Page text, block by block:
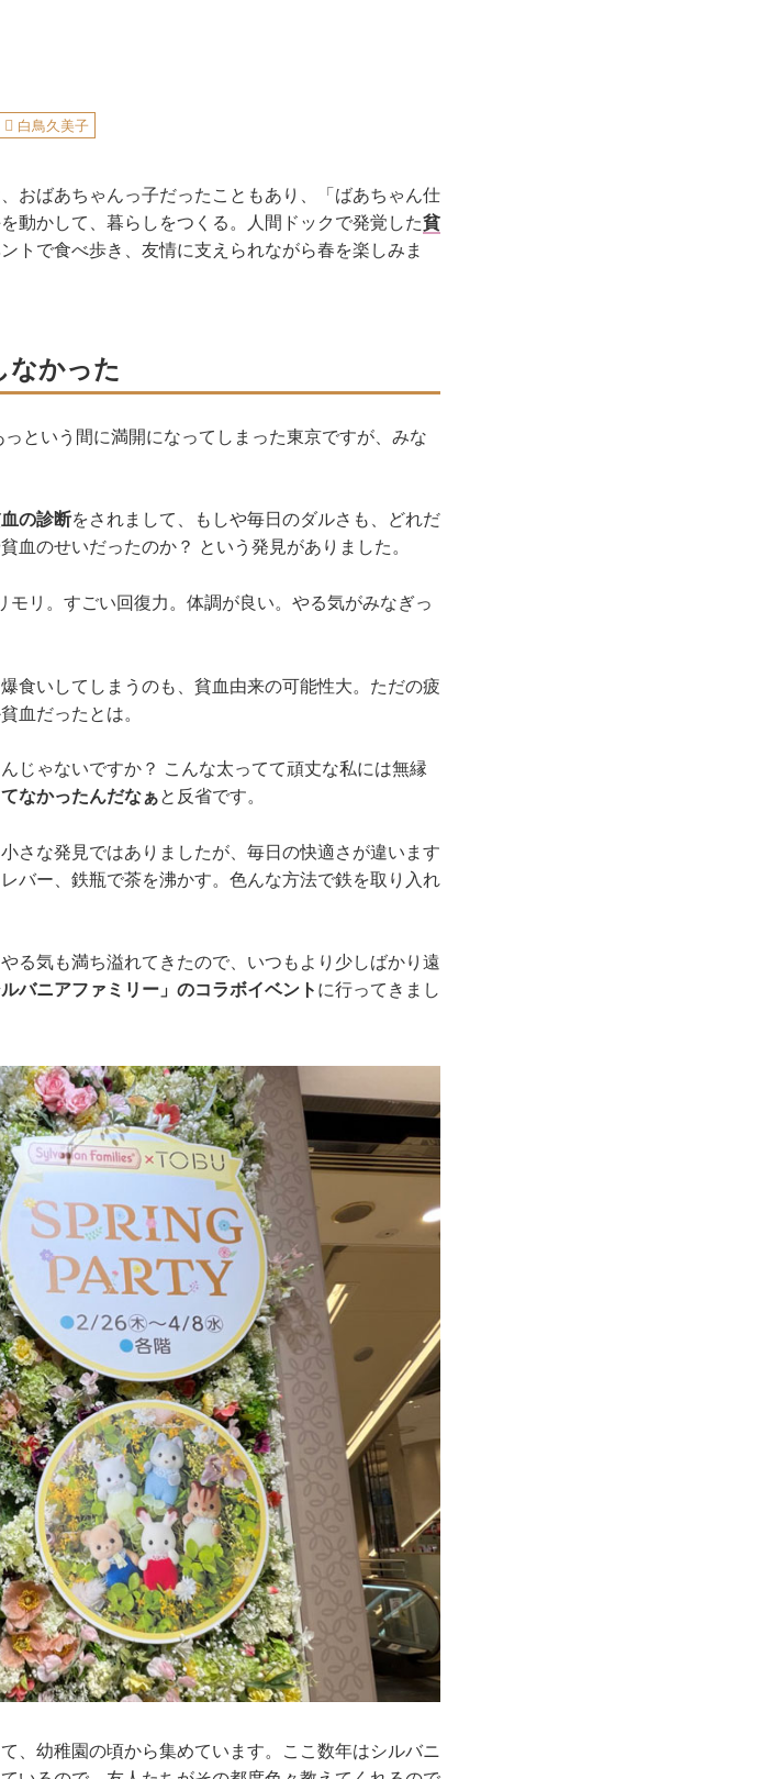
白鳥久美子
おばあちゃんっ子だったこともあり、「ばあちゃん仕
動かして、暮らしをつくる。人間ドックで発覚した貧
トで食べ歩き、友情に支えられながら春を楽しみま
なかった
っという間に満開になってしまった東京ですが、みな
の診断をされまして、もしや毎日のダルさも、どれだ
血のせいだったのか？ という発見がありました。
リ。すごい回復力。体調が良い。やる気がみなぎっ
食いしてしまうのも、貧血由来の可能性大。ただの疲
血だったとは。
じゃないですか？ こんな太ってて頑丈な私には無縁
なかったんだなぁと反省です。
さな発見ではありましたが、毎日の快適さが違います
バー、鉄瓶で茶を沸かす。色んな方法で鉄を取り入れ
る気も満ち溢れてきたので、いつもより少しばかり遠
ルバニアファミリー」のコラボイベント に行ってきまし
、幼稚園の頃から集めています。ここ数年はシルバニ